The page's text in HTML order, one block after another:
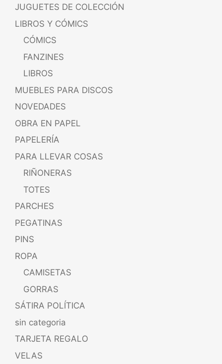
JUGUETES DE COLECCIÓN
LIBROS Y CÓMICS
CÓMICS
FANZINES
LIBROS
MUEBLES PARA DISCOS
NOVEDADES
OBRA EN PAPEL
PAPELERÍA
PARA LLEVAR COSAS
RIÑONERAS
TOTES
PARCHES
PEGATINAS
PINS
ROPA
CAMISETAS
GORRAS
SÁTIRA POLÍTICA
sin categoria
TARJETA REGALO
VELAS